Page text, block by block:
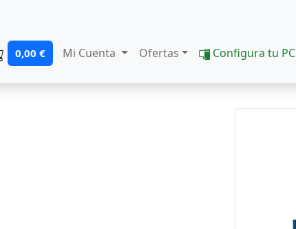
0,00 € Mi Cuenta Ofertas Configura tu PC